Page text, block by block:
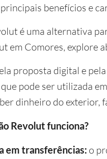
benefícios e
é uma alternativa
em Comores, explore
proposta digital e
pode ser utilizada
dinheiro do exterior,
Revolut funciona?
em transferências: o